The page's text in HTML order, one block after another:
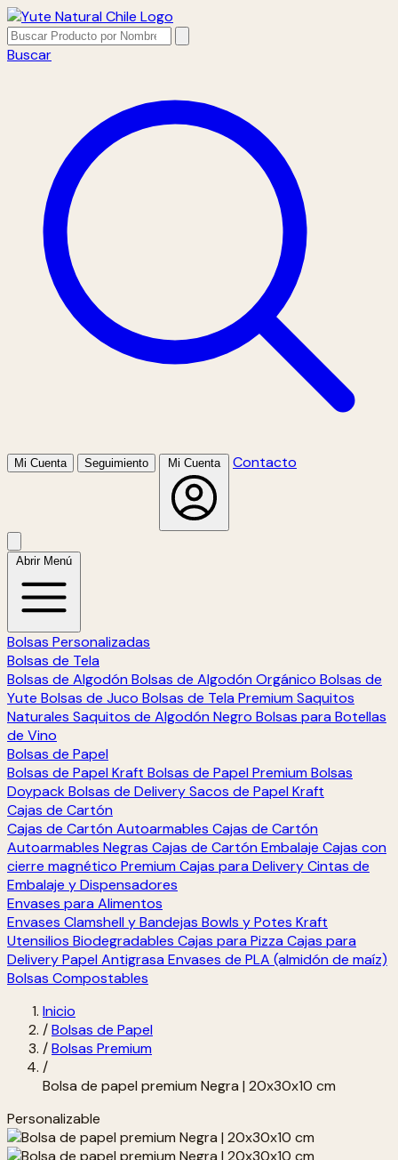
Buscar
Mi Cuenta Seguimiento Mi Cuenta Contacto
Abrir Menú
Bolsas Personalizadas
Bolsas de Tela
Bolsas de Algodón Bolsas de Algodón Orgánico Bolsas de
Yute Bolsas de Juco Bolsas de Tela Premium Saquitos
Naturales Saquitos de Algodón Negro Bolsas para Botellas
de Vino
Bolsas de Papel
Bolsas de Papel Kraft Bolsas de Papel Premium Bolsas
DoypackBolsas de DeliverySacos de Papel Kraft
Cajas de Cartón
Cajas de Cartón Autoarmables Cajas de Cartón
Autoarmables Negras Cajas de Cartón Embalaje Cajas con
cierre magnético Premium Cajas para DeliveryCintas de
Embalaje y Dispensadores
Envases para Alimentos
Envases Clamshell y Bandejas Bowls y Potes Kraft
Utensilios Biodegradables Cajas para Pizza Cajas para
DeliveryPapel Antigrasa Envases de PLA (almidón de maíz)
Bolsas Compostables
Inicio
/Bolsas de Papel
/Bolsas Premium
/
Bolsa de papel premium Negra | 20x30x10 cm
Personalizable